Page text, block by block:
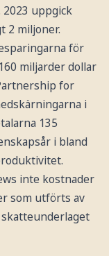
uppgick
2 miljoner.
för
miljarder dollar
for
i
135
i bland
inte kostnader
som utförts av